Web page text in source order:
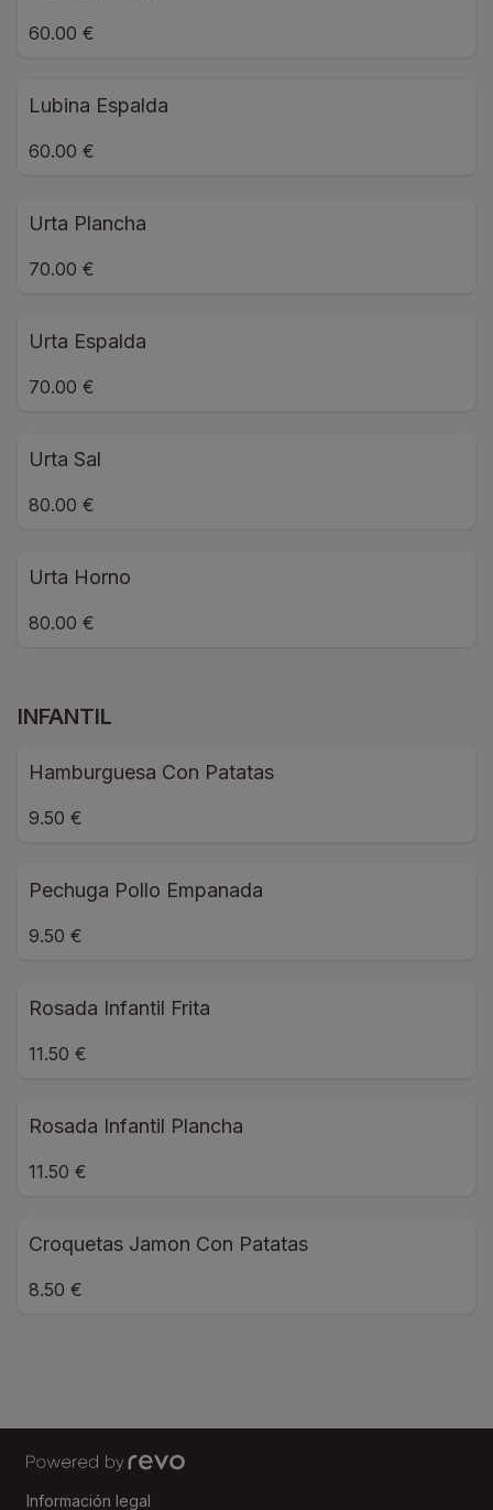
60.00 €
Lubina Espalda
60.00 €
Urta Plancha
70.00 €
Urta Espalda
70.00 €
Urta Sal
80.00 €
Urta Horno
80.00 €
INFANTIL
Hamburguesa Con Patatas
9.50 €
Pechuga Pollo Empanada
9.50 €
Rosada Infantil Frita
11.50 €
Rosada Infantil Plancha
11.50 €
Croquetas Jamon Con Patatas
8.50 €
Información legal